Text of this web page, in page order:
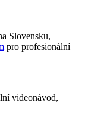
Slovensku,
pro profesionální
videonávod,